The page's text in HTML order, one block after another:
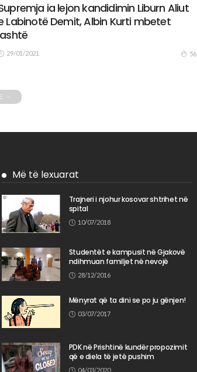
ia lejon kandidimin Liburn Aliut
Labinotë Demit, Albin Kurti mbetet
29/01/2021 56
Më të lexuarat
Trajneri i njohur kosovar shtrihet në
spital
10/07/2018
Studentët e kampusit në Gjakovë
ndihmuan familjet në nevojë
28/12/2016
Mënyrat që ta dini se po ju gënjen!
03/07/2017
PDK në Prishtinë kundër propozimit
që e diela të jetë pushim
04/03/2020